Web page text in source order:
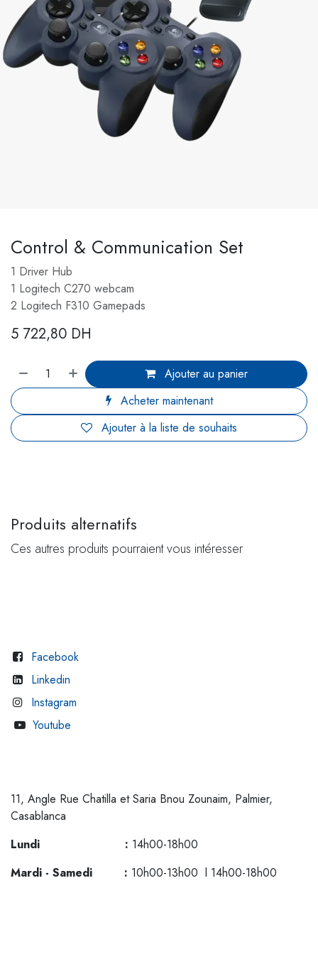
Control & Communication Set
1 Driver Hub
1 Logitech C270 webcam
2 Logitech F310 Gamepads
5 722,80 DH
Ajouter au panier
Acheter maintenant
Ajouter à la liste de souhaits
Produits alternatifs
Ces autres produits pourraient vous intéresser
Facebook
Linkedin
Instagram
Youtube
11, Angle Rue Chatilla et Saria Bnou Zounaim, Palmier,
Casablanca
Lundi : 14h00-18h00
Mardi - Samedi : 10h00-13h00 l 14h00-18h00